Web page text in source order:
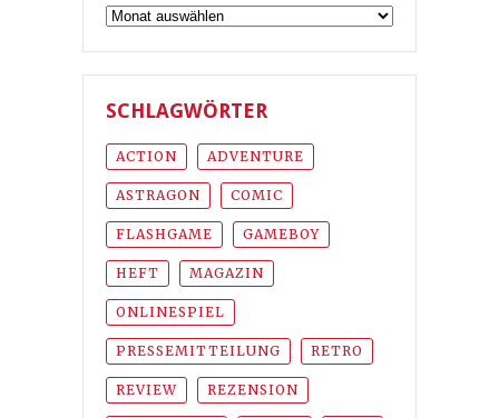
Archiv
SCHLAGWÖRTER
ACTION ADVENTURE
ASTRAGON COMIC
FLASHGAME GAMEBOY
HEFT MAGAZIN
ONLINESPIEL
PRESSEMITTEILUNG RETRO
REVIEW REZENSION